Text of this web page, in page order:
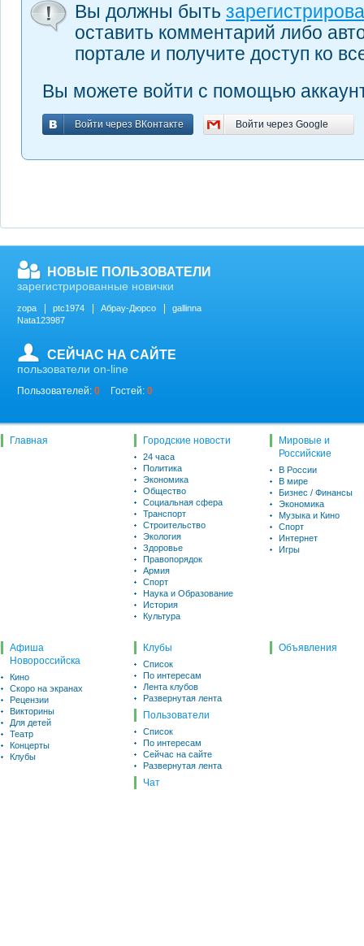
Вы должны быть
оставить комментарий либо
портале и получите доступ ко
Вы можете войти с помощью
Войти через ВКонтакте
Войти через ВКонтакте Войти через Google
Войти через Google
НОВЫЕ ПОЛЬЗОВАТЕЛИ
зарегистрированные новички
zopa ptc1974 Абрау-Дюрсо
gallinna
Nata123987
СЕЙЧАС НА САЙТЕ
пользователи on-line
Пользователей: 0 Гостей: 0
Главная Городские новости
24 часа
Политика
Экономика
Общество
Социальная сфера
Транспорт
Строительство
Экология
Здоровье
Правопорядок
Армия
Спорт
Наука и Образование
История
Культура
Мировые и
Российские
В России
В мире
Бизнес / Финансы
Экономика
Музыка и Кино
Спорт
Интернет
Игры
Афиша
Новороссийска
Кино
Скоро на экранах
Рецензии
Викторины
Для детей
Театр
Концерты
Клубы
Клубы
Список
По интересам
Лента клубов
Развернутая лента
Пользователи
Список
По интересам
Сейчас на сайте
Развернутая лента
Чат
Объявления